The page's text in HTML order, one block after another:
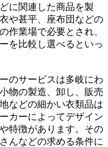
に関連した商品を製
や甚平、座布団などの
作業場で必要とされ、
を比較し選べるといっ
のサービスは多岐にわ
物の製造、卸し、販売
などの細かい衣類品は
カーによってデザイン
特徴があります。その
んなどの求める条件に